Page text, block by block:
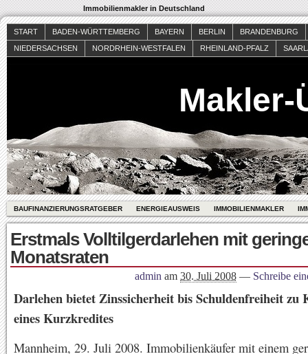
Immobilienmakler in Deutschland
START BADEN-WÜRTTEMBERG BAYERN BERLIN
BRANDENBURG
NIEDERSACHSEN
NORDRHEIN-WESTFALEN RHEINLAND-PFALZ
Makler-
BAUFINANZIERUNGSRATGEBER ENERGIEAUSWEIS IMMOBILIENMAKLER
Erstmals Volltilgerdarlehen mit
Monatsraten
admin am 30. Juli 2008 — Schreibe
Darlehen bietet Zinssicherheit bis Schuldenfreiheit zu
eines Kurzkredites
Mannheim, 29. Juli 2008. Immobilienkäufer mit einem